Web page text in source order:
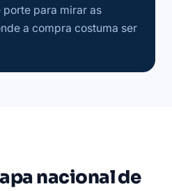
para mirar as
a compra costuma ser
nacional de